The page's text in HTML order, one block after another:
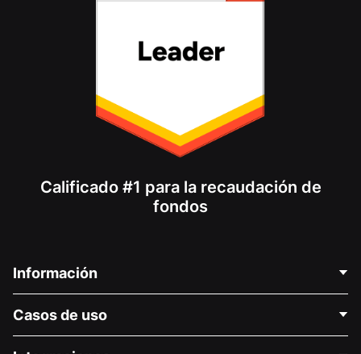
Calificado #1 para la recaudación de
fondos
Información
Acerca de nosotros
Casos de uso